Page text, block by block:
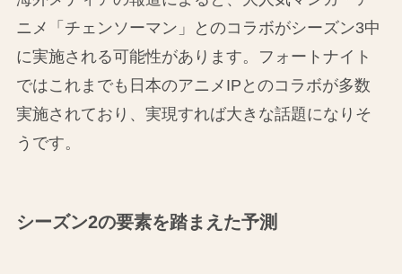
ニメ「チェンソーマン」とのコラボがシーズン3中
に実施される可能性があります。フォートナイト
ではこれまでも日本のアニメIPとのコラボが多数
実施されており、実現すれば大きな話題になりそ
うです。
シーズン2の要素を踏まえた予測